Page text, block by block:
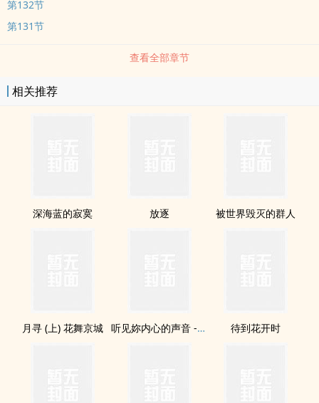
第132节
第131节
查看全部章节
相关推荐
深海蓝的寂寞 放逐 被世界毁灭的群人
月寻 (上) 花舞京城 听见妳内心的声音 - 开啓梦想钥匙 (天籁梦想钥匙-修订版) 待到花开时